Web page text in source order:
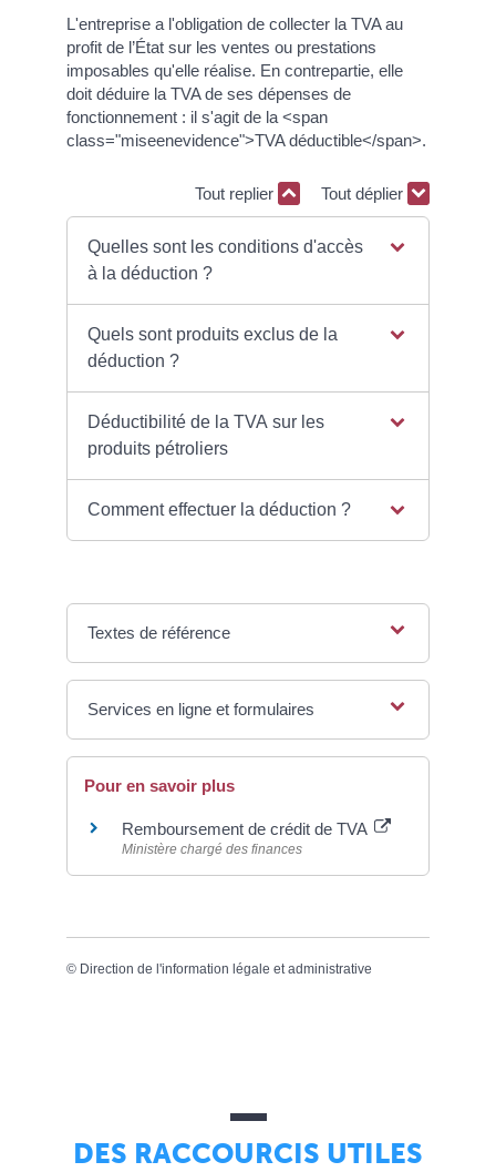
L'entreprise a l'obligation de collecter la TVA au
profit de l’État sur les ventes ou prestations
imposables qu'elle réalise. En contrepartie, elle
doit déduire la TVA de ses dépenses de
fonctionnement : il s'agit de la <span
class="miseenevidence">TVA déductible</span>.
Tout replier Tout déplier
Quelles sont les conditions d'accès
à la déduction ?
Quels sont produits exclus de la
déduction ?
Déductibilité de la TVA sur les
produits pétroliers
Comment effectuer la déduction ?
Textes de référence
Services en ligne et formulaires
Pour en savoir plus
Remboursement de crédit de TVA
Ministère chargé des finances
© Direction de l'information légale et administrative
DES RACCOURCIS UTILES